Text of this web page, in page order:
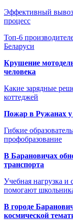
Эффективный вывоз
процесс
Топ-6
Беларуси
Крушение
человека
Какие зарядные
коттеджей
Пожар в Ружанах у
Гибкие
профобразование
В Барановичах
транспорта
Учебная нагрузка и
помогают
В городе
космической